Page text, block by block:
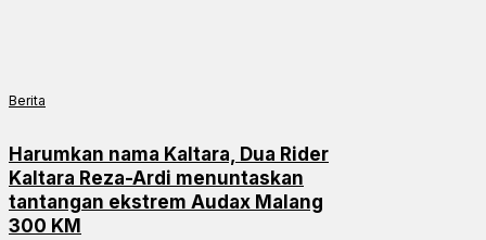
Berita
Harumkan nama Kaltara, Dua Rider
Kaltara Reza-Ardi menuntaskan
tantangan ekstrem Audax Malang
300 KM